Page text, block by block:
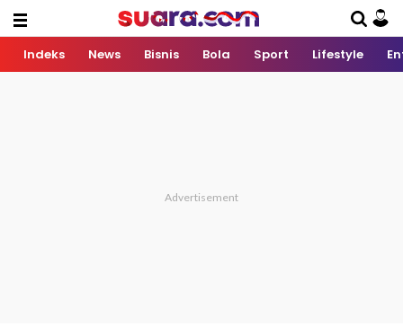
Indeks News Bisnis Bola Sport Lifestyle